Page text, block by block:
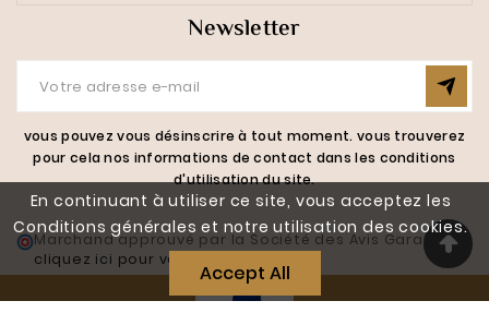
En continuant à utiliser ce site, vous acceptez les
Conditions générales et notre utilisation des cookies.
Accept All
Newsletter
vous pouvez vous désinscrire à tout moment. vous trouverez
pour cela nos informations de contact dans les conditions
d'utilisation du site.
Marchand approuvé par la Société des Avis Garantis,
cliquez ici pour vérifier